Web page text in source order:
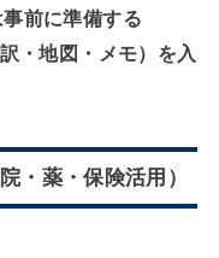
前に準備する
・地図・メモ）を入
・薬・保険活用）